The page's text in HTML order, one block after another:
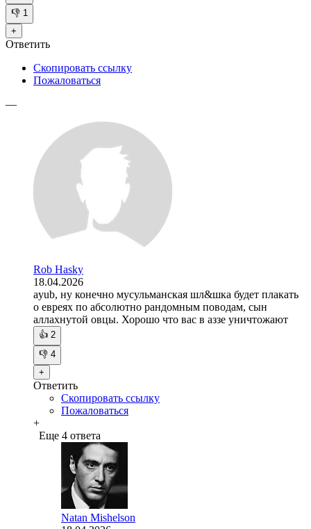
👎 1
+
Ответить
Скопировать ссылку
Пожаловаться
—
Rob Hasky
18.04.2026
ayub, ну конечно мусульманская шл&шка будет плакать
о евреях по абсолютно рандомным поводам, сын
аллахнутой овцы. Хорошо что вас в аззе уничтожают
👍 2
👎 4
+
Ответить
Скопировать ссылку
Пожаловаться
+
Еще 4 ответа
Natan Mishelson